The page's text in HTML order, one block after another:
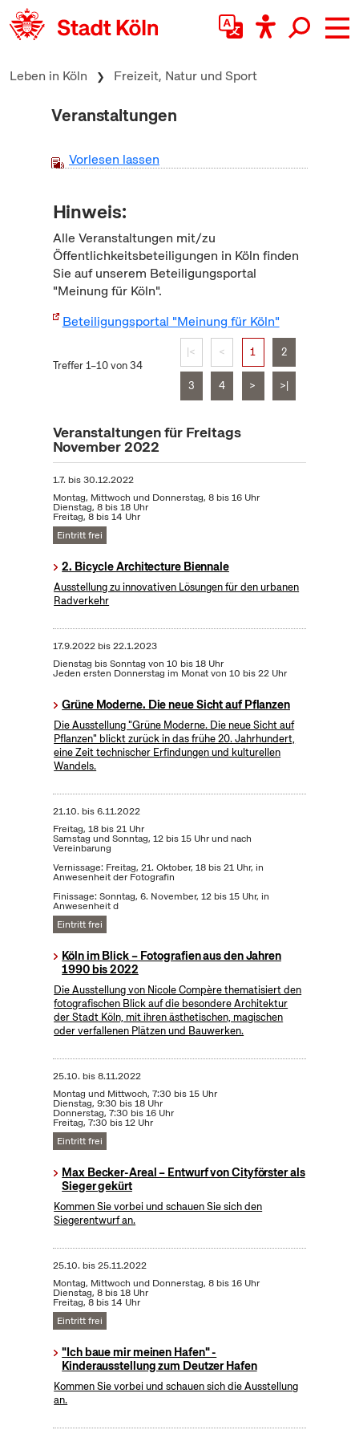
zum Inhalt springen
Leben in Köln Freizeit, Natur und Sport
Veranstaltungen
Vorlesen lassen
Hinweis:
Alle Veranstaltungen mit/zu
Öffentlichkeitsbeteiligungen in Köln finden
Sie auf unserem Beteiligungsportal
"Meinung für Köln".
Beteiligungsportal "Meinung für Köln"
Treffer 1–10 von 34
|< < 1 2
3 4 > >|
Veranstaltungen für Freitags
November 2022
1.7. bis30.12.2022
Montag, Mittwoch und Donnerstag, 8 bis 16 Uhr
Dienstag, 8 bis 18 Uhr
Freitag, 8 bis 14 Uhr
Eintritt frei
2. Bicycle Architecture Biennale
Ausstellung zu innovativen Lösungen für den urbanen
Radverkehr
17.9.2022bis22.1.2023
Dienstag bis Sonntag von 10 bis 18 Uhr
Jeden ersten Donnerstag im Monat von 10 bis 22 Uhr
Grüne Moderne. Die neue Sicht auf Pflanzen
Die Ausstellung "Grüne Moderne. Die neue Sicht auf
Pflanzen" blickt zurück in das frühe 20. Jahrhundert,
eine Zeit technischer Erfindungen und kulturellen
Wandels.
21.10. bis6.11.2022
Freitag, 18 bis 21 Uhr
Samstag und Sonntag, 12 bis 15 Uhr und nach
Vereinbarung
Vernissage: Freitag, 21. Oktober, 18 bis 21 Uhr, in
Anwesenheit der Fotografin
Finissage: Sonntag, 6. November, 12 bis 15 Uhr, in
Anwesenheit d
Eintritt frei
Köln im Blick – Fotografien aus den Jahren
1990 bis 2022
Die Ausstellung von Nicole Compère thematisiert den
fotografischen Blick auf die besondere Architektur
der Stadt Köln, mit ihren ästhetischen, magischen
oder verfallenen Plätzen und Bauwerken.
25.10. bis8.11.2022
Montag und Mittwoch, 7:30 bis 15 Uhr
Dienstag, 9:30 bis 18 Uhr
Donnerstag, 7:30 bis 16 Uhr
Freitag, 7:30 bis 12 Uhr
Eintritt frei
Max Becker-Areal – Entwurf von Cityförster als
Sieger gekürt
Kommen Sie vorbei und schauen Sie sich den
Siegerentwurf an.
25.10. bis25.11.2022
Montag, Mittwoch und Donnerstag, 8 bis 16 Uhr
Dienstag, 8 bis 18 Uhr
Freitag, 8 bis 14 Uhr
Eintritt frei
"Ich baue mir meinen Hafen" -
Kinderausstellung zum Deutzer Hafen
Kommen Sie vorbei und schauen sich die Ausstellung
an.